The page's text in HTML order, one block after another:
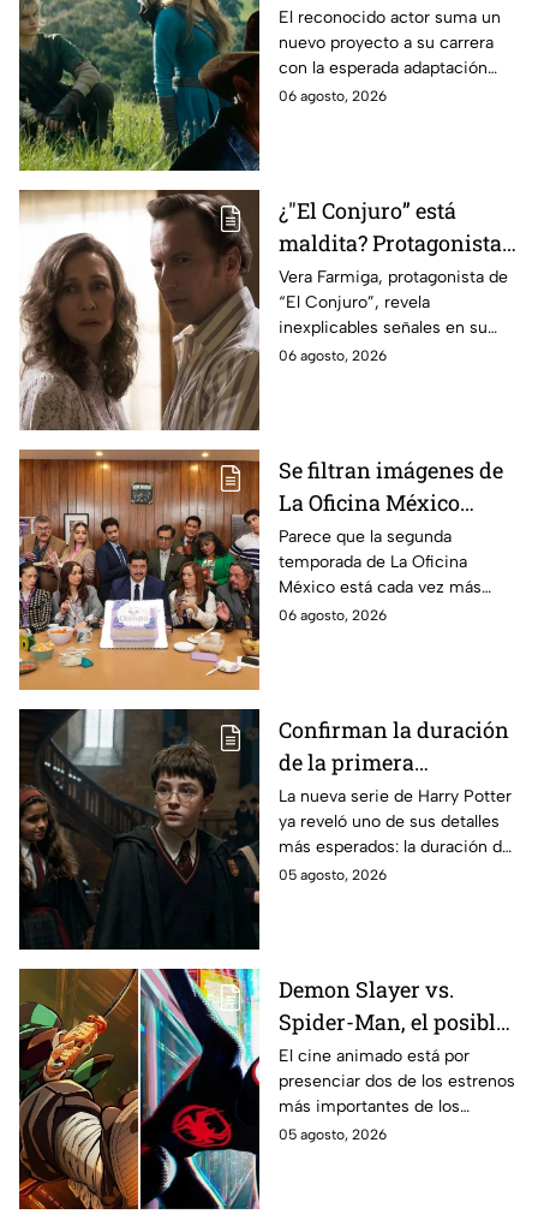
antes de morir: esto es
lo que se sabe hasta
ahora
El reconocido actor suma un
nuevo proyecto a su carrera
con la esperada adaptación
cinematográfica del popular
06 agosto, 2026
¿"El Conjuro” está
maldita? Protagonista
revela INQUIETANTES
señales en su cuerpo
durante la grabación de
la película
Vera Farmiga, protagonista de
“El Conjuro”, revela
inexplicables señales en su
cuerpo durante el rodaje de la
06 agosto, 2026
Se filtran imágenes de
La Oficina México
temporada 2 y un
detalle desata teorías
entre los fans
Parece que la segunda
temporada de La Oficina
México está cada vez más
cerca, pues el elenco ya se
06 agosto, 2026
Confirman la duración
de la primera
temporada de Harry
Potter y emocionará a
los fans de los libros
La nueva serie de Harry Potter
ya reveló uno de sus detalles
más esperados: la duración de
la primera temporada basada
05 agosto, 2026
Demon Slayer vs.
Spider-Man, el posible
gran enfrentamiento
en taquilla del 2027
El cine animado está por
presenciar dos de los estrenos
más importantes de los
últimos años.
05 agosto, 2026